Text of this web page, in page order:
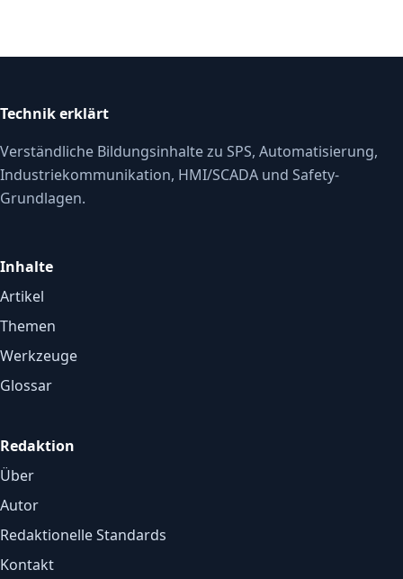
Technik erklärt
Verständliche Bildungsinhalte zu SPS, Automatisierung,
Industriekommunikation, HMI/SCADA und Safety-
Grundlagen.
Inhalte
Artikel
Themen
Werkzeuge
Glossar
Redaktion
Über
Autor
Redaktionelle Standards
Kontakt